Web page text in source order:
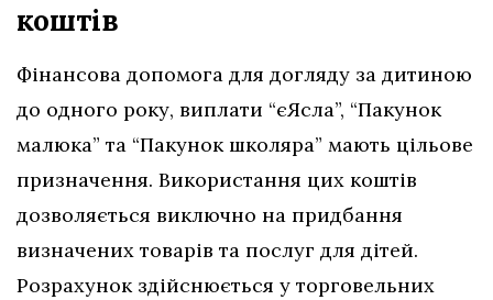
коштів
Фінансова допомога для догляду за дитиною
до одного року, виплати “єЯсла”, “Пакунок
малюка” та “Пакунок школяра” мають цільове
призначення. Використання цих коштів
дозволяється виключно на придбання
визначених товарів та послуг для дітей.
Розрахунок здійснюється у торговельних